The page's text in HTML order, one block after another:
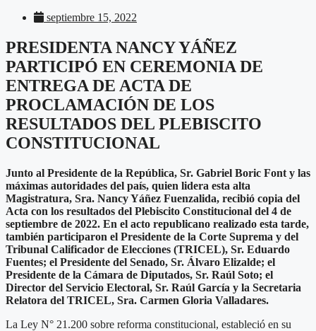
septiembre 15, 2022
PRESIDENTA NANCY YÁÑEZ
PARTICIPÓ EN CEREMONIA DE
ENTREGA DE ACTA DE
PROCLAMACIÓN DE LOS
RESULTADOS DEL PLEBISCITO
CONSTITUCIONAL
Junto al Presidente de la República, Sr. Gabriel Boric Font y las
máximas autoridades del país, quien lidera esta alta
Magistratura, Sra. Nancy Yáñez Fuenzalida, recibió copia del
Acta con los resultados del Plebiscito Constitucional del 4 de
septiembre de 2022. En el acto republicano realizado esta tarde,
también participaron el Presidente de la Corte Suprema y del
Tribunal Calificador de Elecciones (TRICEL), Sr. Eduardo
Fuentes; el Presidente del Senado, Sr. Álvaro Elizalde; el
Presidente de la Cámara de Diputados, Sr. Raúl Soto; el
Director del Servicio Electoral, Sr. Raúl García y la Secretaria
Relatora del TRICEL, Sra. Carmen Gloria Valladares.
La Ley N° 21.200 sobre reforma constitucional, estableció en su